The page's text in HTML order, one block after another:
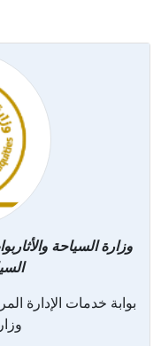
وزارة السياحة
بوابة خدمات الإدارة